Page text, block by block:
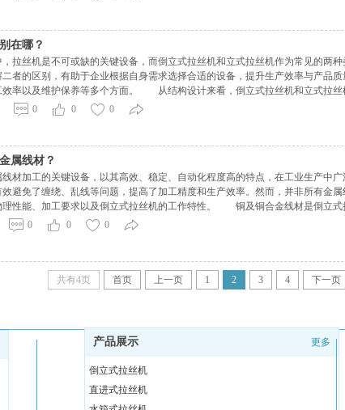
在哪？
丝机是不可或缺的关键设备，而倒立式拉丝机和立式拉丝机作为常见的两种
者的区别，有助于企业根据自身需求选择合适的设备，提升生产效率与产品质
效率以及维护保养等多个方面。 从结构设计来看，倒立式拉丝机和立式拉丝
方，收线装置在下方，线材自上向下运动。这种设计使得线材在重力作用下自
0 0 0
属线材？
加工的关键设备，以其高效、稳定、自动化程度高的特点，在工业生产中广
避免了缠绕、乱线等问题，提高了加工精度和生产效率。然而，并非所有金
理性能、加工要求以及倒立式拉丝机的工作特性。 铜及铜合金线材是倒立式
性，是电线电缆、电子电器等行业的常用材料。在生产铜线材时，倒立式拉丝
0 0 0
共有4页 首页 上一页 1 2 3 4 下一页
产品展示 更多
倒立式拉丝机
直进式拉丝机